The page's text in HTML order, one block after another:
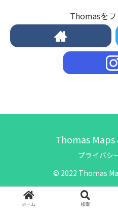
Thomasを
Thomas
プライバシ
© 2022 Thomas
ホーム 検索